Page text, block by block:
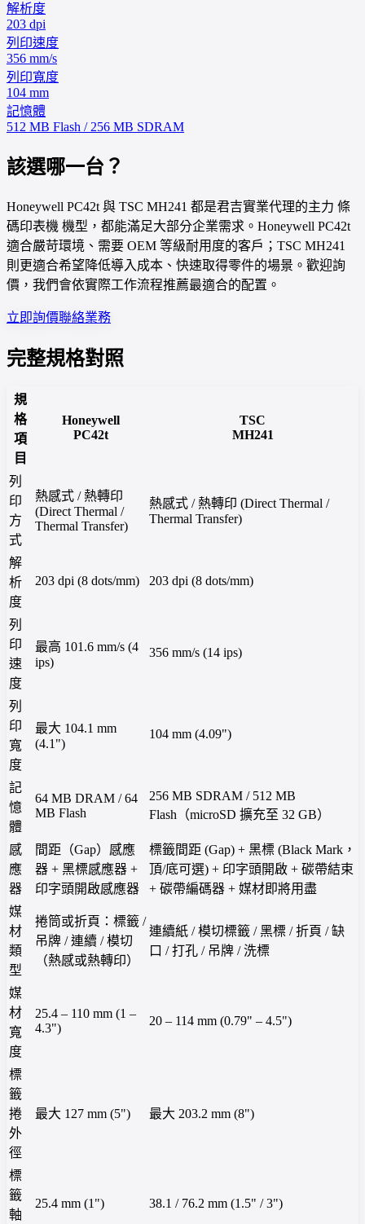
解析度
203 dpi
列印速度
356 mm/s
列印寬度
104 mm
記憶體
512 MB Flash / 256 MB SDRAM
該選哪一台？
Honeywell PC42t 與 TSC MH241 都是君吉實業代理的主力 條
碼印表機 機型，都能滿足大部分企業需求。Honeywell PC42t
適合嚴苛環境、需要 OEM 等級耐用度的客戶；TSC MH241
則更適合希望降低導入成本、快速取得零件的場景。歡迎詢
價，我們會依實際工作流程推薦最適合的配置。
立即詢價聯絡業務
完整規格對照
規
格
項
目
Honeywell
PC42t
TSC
MH241
列
印
方
式
熱感式 / 熱轉印
(Direct Thermal /
Thermal Transfer)
熱感式 / 熱轉印 (Direct Thermal /
Thermal Transfer)
解
析
度
203 dpi (8 dots/mm) 203 dpi (8 dots/mm)
列
印
速
度
最高 101.6 mm/s (4
ips)
356 mm/s (14 ips)
列
印
寬
度
最大 104.1 mm
(4.1")
104 mm (4.09")
記
憶
體
64 MB DRAM / 64
MB Flash
256 MB SDRAM / 512 MB
Flash（microSD 擴充至 32 GB）
感
應
器
間距（Gap）感應
器 + 黑標感應器 +
印字頭開啟感應器
標籤間距 (Gap) + 黑標 (Black Mark，
頂/底可選) + 印字頭開啟 + 碳帶結束
+ 碳帶編碼器 + 媒材即將用盡
媒
材
類
型
捲筒或折頁：標籤 /
吊牌 / 連續 / 模切
（熱感或熱轉印）
連續紙 / 模切標籤 / 黑標 / 折頁 / 缺
口 / 打孔 / 吊牌 / 洗標
媒
材
寬
度
25.4 – 110 mm (1 –
4.3")
20 – 114 mm (0.79" – 4.5")
標
籤
捲
外
徑
最大 127 mm (5") 最大 203.2 mm (8")
標
籤
軸
25.4 mm (1") 38.1 / 76.2 mm (1.5" / 3")